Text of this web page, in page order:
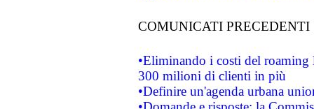
COMUNICATI PRECEDENTI
•Eliminando i costi del roaming
300 milioni di clienti in più
•Definire un'agenda urbana